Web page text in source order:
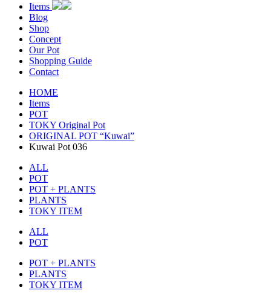
Items
Blog
Shop
Concept
Our Pot
Shopping Guide
Contact
HOME
Items
POT
TOKY Original Pot
ORIGINAL POT “Kuwai”
Kuwai Pot 036
ALL
POT
POT + PLANTS
PLANTS
TOKY ITEM
ALL
POT
POT + PLANTS
PLANTS
TOKY ITEM